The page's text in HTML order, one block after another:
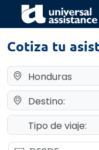
Cotiza tu
Honduras
Destino:
Tipo de viaje: